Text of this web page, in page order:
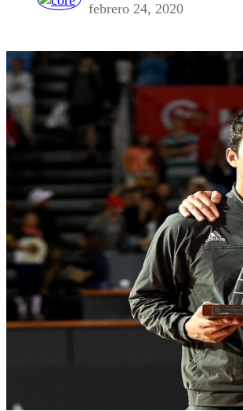
febrero 24, 2020